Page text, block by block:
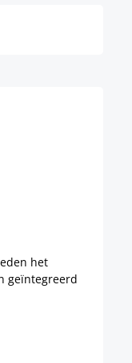
het
geïntegreerd